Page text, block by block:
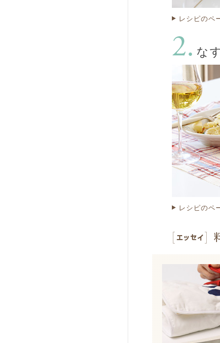
レシピのペ
な
レシピのペ